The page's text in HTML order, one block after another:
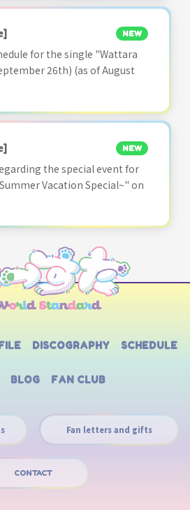
NEW
for the single "Wattara
26th) (as of August
NEW
the special event for
Vacation Special~" on
DISCOGRAPHY SCHEDULE
BLOG FAN CLUB
Fan letters and gifts
CONTACT